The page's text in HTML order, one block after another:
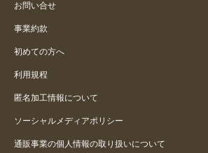
お問い合せ
事業約款
初めての方へ
利用規程
匿名加工情報について
ソーシャルメディアポリシー
通販事業の個人情報の取り扱いについて